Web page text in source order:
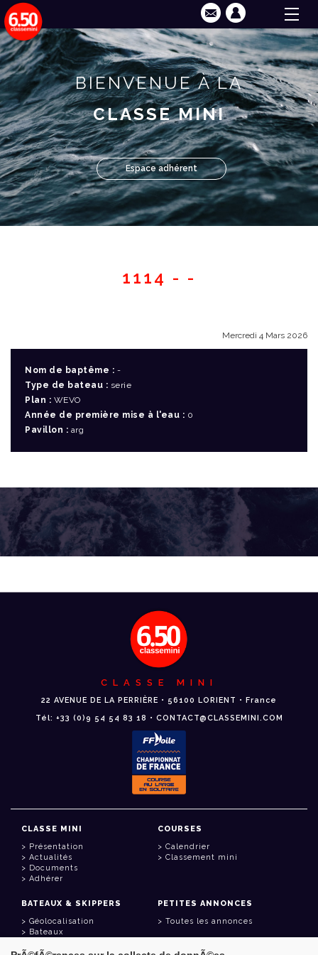
BIENVENUE À LA
CLASSE MINI
Espace adhérent
1114 - -
Mercredi 4 Mars 2026
Nom de baptême : -
Type de bateau : serie
Plan : WEVO
Année de première mise à l'eau : 0
Pavillon : arg
CLASSE MINI
22 AVENUE DE LA PERRIÈRE • 56100 LORIENT • France
Tél: +33 (0)9 54 54 83 18 • CONTACT@CLASSEMINI.COM
CLASSE MINI
Présentation
Actualités
Documents
Adhérer
COURSES
Calendrier
Classement mini
BATEAUX & SKIPPERS
Géolocalisation
Bateaux
PETITES ANNONCES
Toutes les annonces